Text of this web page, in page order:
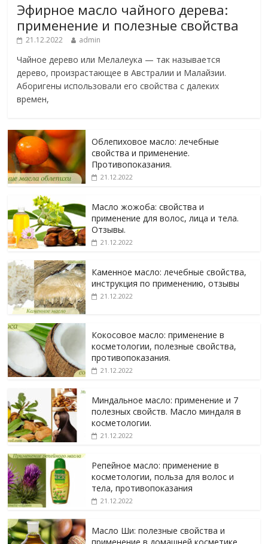
Эфирное масло чайного дерева:
применение и полезные свойства
21.12.2022 admin
Чайное дерево или Мелалеука — так называется
дерево, произрастающее в Австралии и Малайзии.
Аборигены использовали его свойства с далеких
времен,
Облепиховое масло: лечебные
свойства и применение.
Противопоказания.
21.12.2022
Масло жожоба: свойства и
применение для волос, лица и тела.
Отзывы.
21.12.2022
Каменное масло: лечебные свойства,
инструкция по применению, отзывы
21.12.2022
Кокосовое масло: применение в
косметологии, полезные свойства,
противопоказания.
21.12.2022
Миндальное масло: применение и 7
полезных свойств. Масло миндаля в
косметологии.
21.12.2022
Репейное масло: применение в
косметологии, польза для волос и
тела, противопоказания
21.12.2022
Масло Ши: полезные свойства и